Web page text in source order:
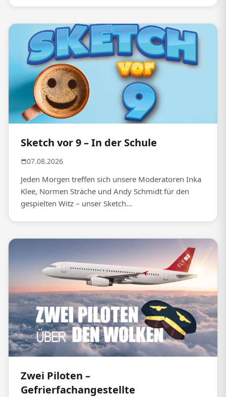
Sketch vor 9 – In der Schule
07.08.2026
Jeden Morgen treffen sich unsere Moderatoren Inka
Klee, Normen Sträche und Andy Schmidt für den
gespielten Witz – unser Sketch...
Zwei Piloten –
Gefrierfachangestellte